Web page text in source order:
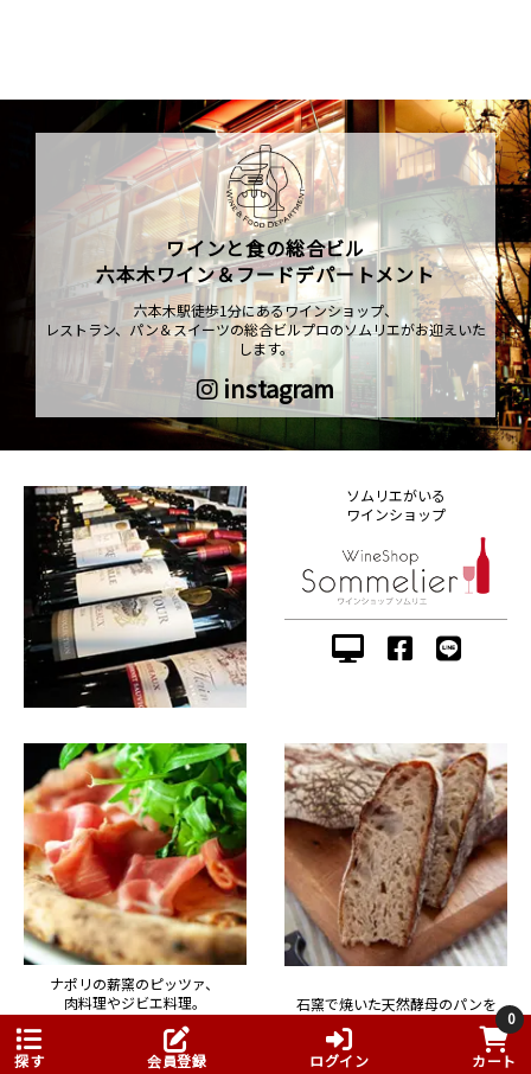
探す 会員登録 ログイン
0
カート
ワインと食の総合ビル
六本木ワイン＆フードデパートメント
六本木駅徒歩1分にあるワインショップ、
レストラン、パン＆スイーツの総合ビルプロのソムリエがお迎えいた
します。
instagram
ソムリエがいる
ワインショップ
ナポリの薪窯のピッツァ、
肉料理やジビエ料理。
イタリアンとフレンチの
魅力を伝えるお店。
石窯で焼いた天然酵母のパンを